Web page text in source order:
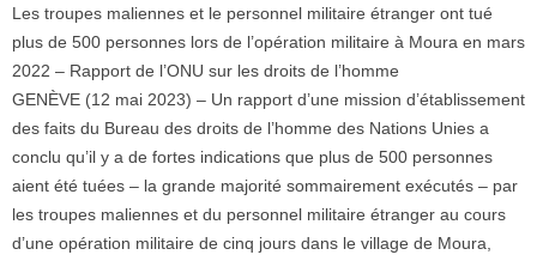
Les troupes maliennes et le personnel militaire étranger ont tué
plus de 500 personnes lors de l’opération militaire à Moura en mars
2022 – Rapport de l’ONU sur les droits de l’homme
GENÈVE (12 mai 2023) – Un rapport d’une mission d’établissement
des faits du Bureau des droits de l’homme des Nations Unies a
conclu qu’il y a de fortes indications que plus de 500 personnes
aient été tuées – la grande majorité sommairement exécutés – par
les troupes maliennes et du personnel militaire étranger au cours
d’une opération militaire de cinq jours dans le village de Moura,